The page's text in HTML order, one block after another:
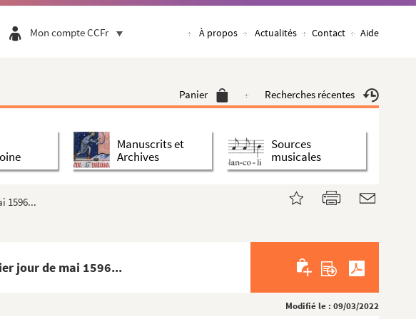
Mon compte CCFr À propos Actualités Contact Aide
Panier Recherches récentes
Manuscrits et
Archives
Sources
musicales
1596...
jour de mai 1596...
Modifié le : 09/03/2022